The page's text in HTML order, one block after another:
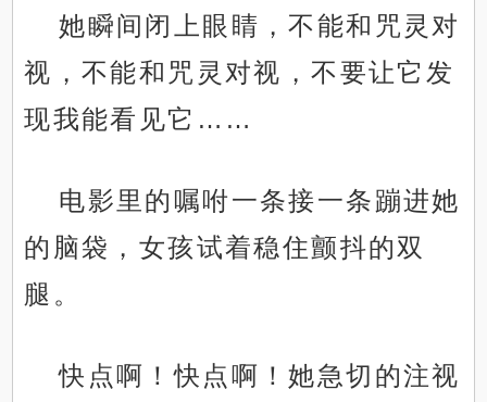
她瞬间闭上眼睛，不能和咒灵对
视，不能和咒灵对视，不要让它发
现我能看见它……
电影里的嘱咐一条接一条蹦进她
的脑袋，女孩试着稳住颤抖的双
腿。
快点啊！快点啊！她急切的注视